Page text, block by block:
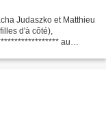
Judaszko et Matthieu
d'à côté),
au